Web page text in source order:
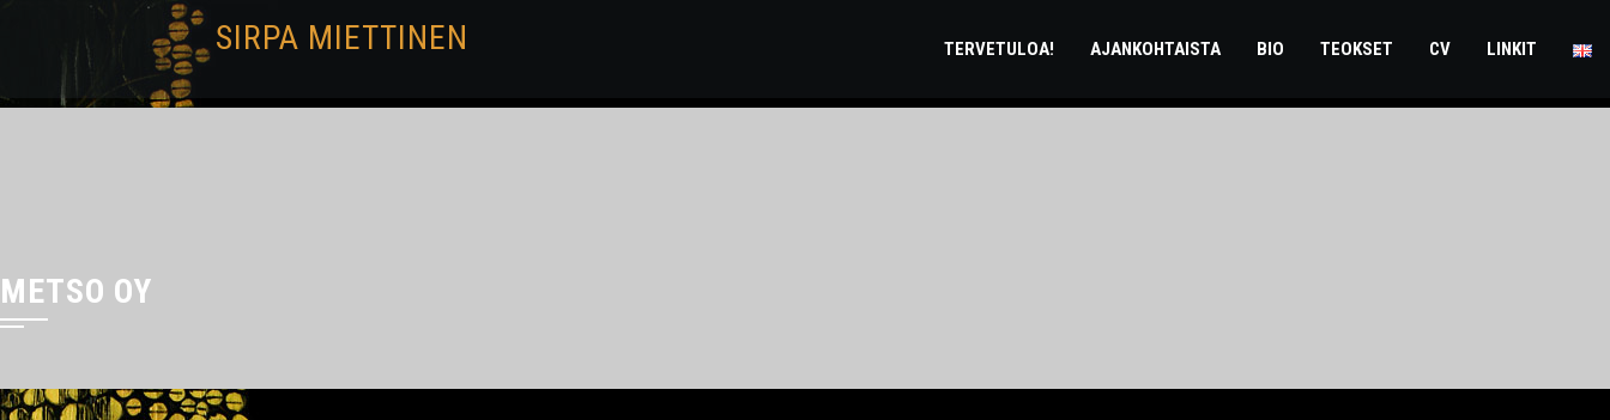
SIRPA MIETTINEN TERVETULOA! AJANKOHTAISTA BIO TEOKSET CV LINKIT
METSO OY